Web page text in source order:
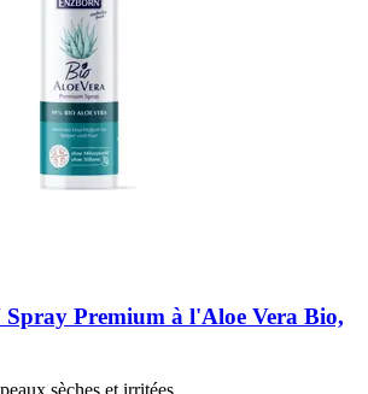
Spray Premium à l'Aloe Vera Bio,